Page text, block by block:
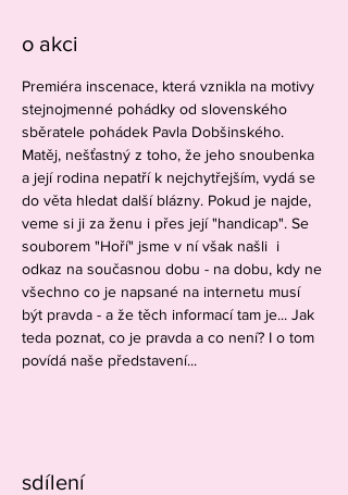
o akci
Premiéra inscenace, která vznikla na motivy
stejnojmenné pohádky od slovenského
sběratele pohádek Pavla Dobšinského.
Matěj, nešťastný z toho, že jeho snoubenka
a její rodina nepatří k nejchytřejším, vydá se
do věta hledat další blázny. Pokud je najde,
veme si ji za ženu i přes její "handicap". Se
souborem "Hoří" jsme v ní však našli  i
odkaz na současnou dobu - na dobu, kdy ne
všechno co je napsané na internetu musí
být pravda - a že těch informací tam je... Jak
teda poznat, co je pravda a co není? I o tom
povídá naše představení...
sdílení